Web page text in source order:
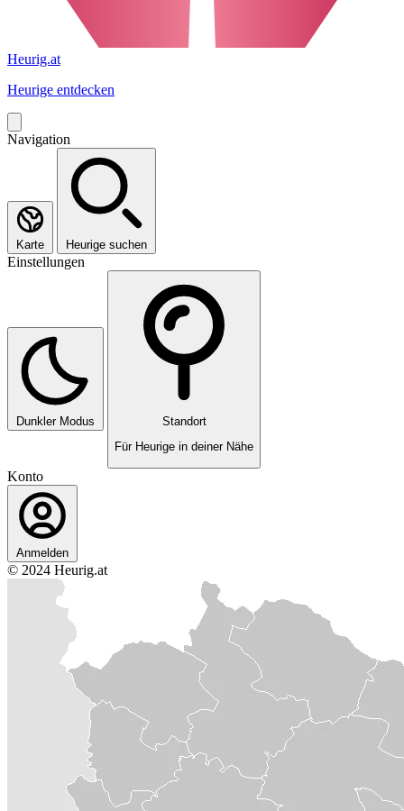
Heurig.at
Heurige entdecken
Navigation
Karte Heurige suchen
Einstellungen
Dunkler Modus
Standort
Für Heurige in deiner Nähe
Konto
Anmelden
© 2024 Heurig.at